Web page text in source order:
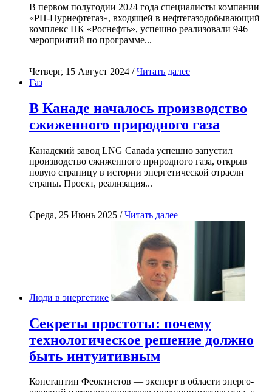
В первом полугодии 2024 года специалисты компании
«РН-Пурнефтегаз», входящей в нефтегазодобывающий
комплекс НК «Роснефть», успешно реализовали 946
мероприятий по программе...
Четверг, 15 Август 2024 /Читать далее
Газ
В Канаде началось производство
сжиженного природного газа
Канадский завод LNG Canada успешно запустил
производство сжиженного природного газа, открыв
новую страницу в истории энергетической отрасли
страны. Проект, реализация...
Среда, 25 Июнь 2025 /Читать далее
Люди в энергетике
Секреты простоты: почему
технологическое решение должно
быть интуитивным
Константин Феоктистов — эксперт в области энерго-